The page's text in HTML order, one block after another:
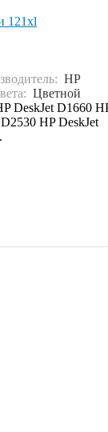
121xl
HP
Цветной
DeskJet D1660
HP DeskJet